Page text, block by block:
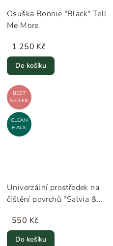
Osuška Bonnie "Black" Tell
Me More
1 250 Kč
Do košíku
BEST
SELLER
CLEAN
HACK
Univerzální prostředek na
čištění povrchů "Salvia &
550 Kč
Do košíku